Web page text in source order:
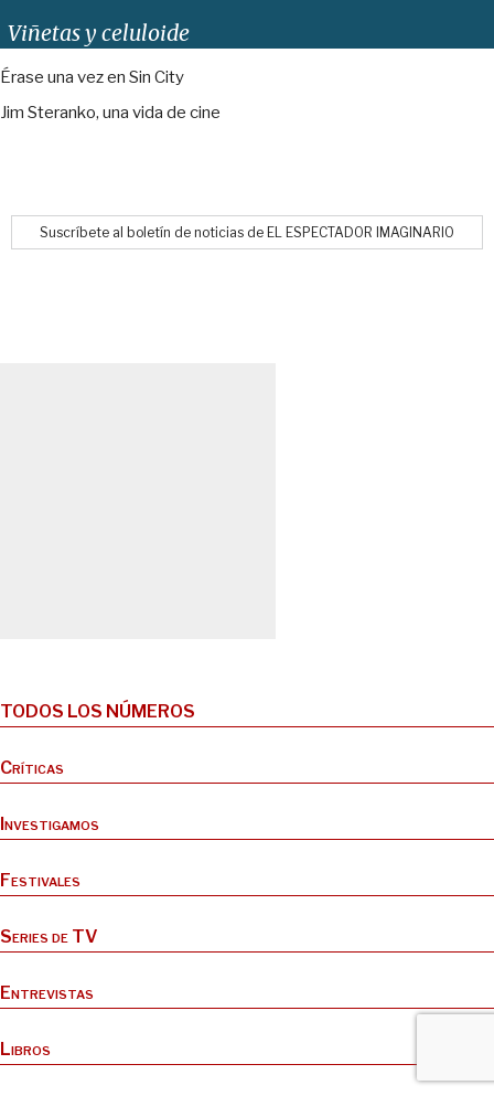
Viñetas y celuloide
Érase una vez en Sin City
Jim Steranko, una vida de cine
Suscríbete al boletín de noticias de EL ESPECTADOR IMAGINARIO
TODOS LOS NÚMEROS
Críticas
Investigamos
Festivales
Series de TV
Entrevistas
Libros